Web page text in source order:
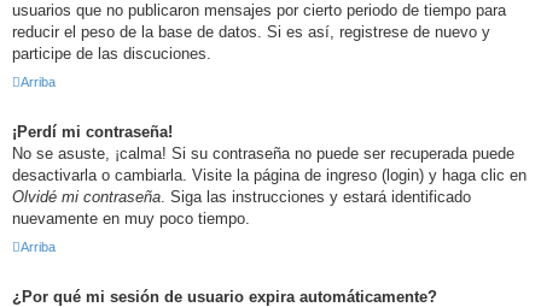
usuarios que no publicaron mensajes por cierto periodo de tiempo para
reducir el peso de la base de datos. Si es así, registrese de nuevo y
participe de las discuciones.
Arriba
¡Perdí mi contraseña!
No se asuste, ¡calma! Si su contraseña no puede ser recuperada puede
desactivarla o cambiarla. Visite la página de ingreso (login) y haga clic en
Olvidé mi contraseña . Siga las instrucciones y estará identificado
nuevamente en muy poco tiempo.
Arriba
¿Por qué mi sesión de usuario expira automáticamente?